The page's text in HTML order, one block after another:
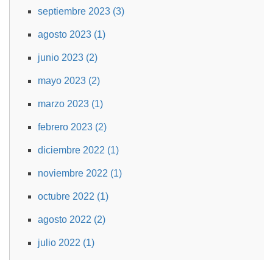
septiembre 2023 (3)
agosto 2023 (1)
junio 2023 (2)
mayo 2023 (2)
marzo 2023 (1)
febrero 2023 (2)
diciembre 2022 (1)
noviembre 2022 (1)
octubre 2022 (1)
agosto 2022 (2)
julio 2022 (1)